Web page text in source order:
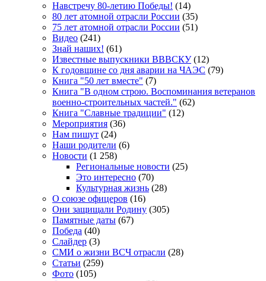
Навстречу 80-летию Победы! (14)
80 лет атомной отрасли России (35)
75 лет атомной отрасли России (51)
Видео (241)
Знай наших! (61)
Известные выпускники ВВВСКУ(12)
К годовщине со дня аварии на ЧАЭС (79)
Книга "50 лет вместе" (7)
Книга "В одном строю. Воспоминания ветеранов
военно-строительных частей." (62)
Книга "Славные традиции" (12)
Мероприятия (36)
Нам пишут (24)
Наши родители (6)
Новости (1 258)
Региональные новости (25)
Это интересно (70)
Культурная жизнь (28)
О союзе офицеров (16)
Они защищали Родину (305)
Памятные даты (67)
Победа (40)
Слайдер (3)
СМИ о жизни ВСЧ отрасли (28)
Статьи (259)
Фото (105)